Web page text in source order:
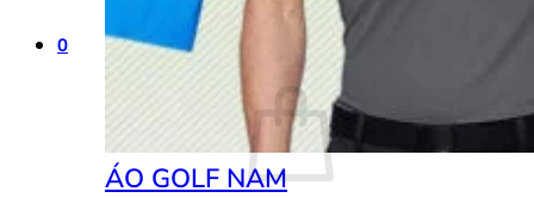
0
Giỏ hàng
ÁO GOLF NAM